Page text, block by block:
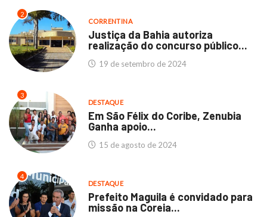
2
CORRENTINA
Justiça da Bahia autoriza
realização do concurso público...
19 de setembro de 2024
3
DESTAQUE
Em São Félix do Coribe, Zenubia
Ganha apoio...
15 de agosto de 2024
4
DESTAQUE
Prefeito Maguila é convidado para
missão na Coreia...